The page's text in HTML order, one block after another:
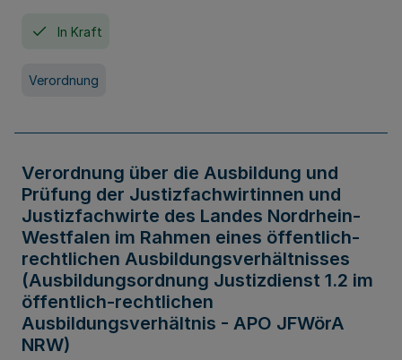
In Kraft
Verordnung
Verordnung über die Ausbildung und
Prüfung der Justizfachwirtinnen und
Justizfachwirte des Landes Nordrhein-
Westfalen im Rahmen eines öffentlich-
rechtlichen Ausbildungsverhältnisses
(Ausbildungsordnung Justizdienst 1.2 im
öffentlich-rechtlichen
Ausbildungsverhältnis - APO JFWörA
NRW)